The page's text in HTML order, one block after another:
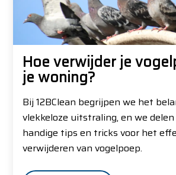
Hoe verwijder je
je woning?
Bij 12BClean begrijpen we het
vlekkeloze uitstraling, en we
handige tips en tricks voor het
verwijderen van vogelpoep.